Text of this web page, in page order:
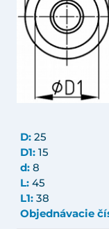
D: 25
D1: 15
d: 8
L: 45
L1: 38
Objednávacie